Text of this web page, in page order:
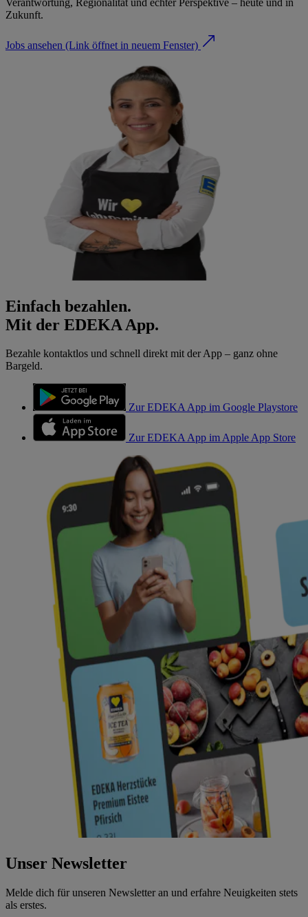
Zukunft.
Jobs ansehen (Link öffnet in neuem Fenster)
Einfach bezahlen.
Mit der EDEKA App.
Bezahle kontaktlos und schnell direkt mit der App – ganz ohne
Bargeld.
Zur EDEKA App im Google Playstore
Zur EDEKA App im Apple App Store
Unser Newsletter
Melde dich für unseren Newsletter an und erfahre Neuigkeiten stets
als erstes.